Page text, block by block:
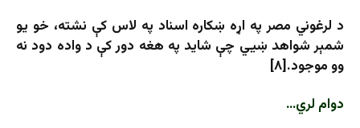
د لرغوني مصر په اړه ښکاره اسناد په لاس کې نشته، خو یو
شمېر شواهد ښيي چې شاید په هغه دور کې د واده دود نه‌
وو موجود.[۸]
دوام لري…